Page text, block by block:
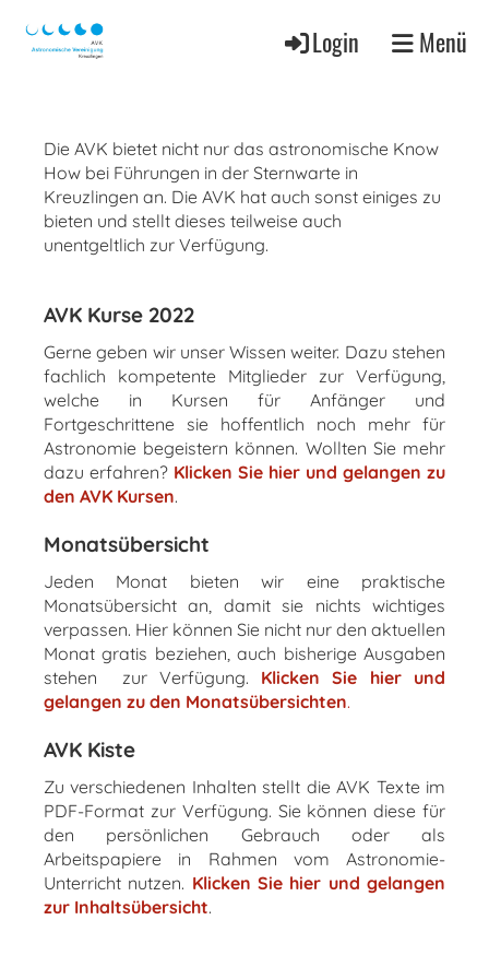
Login Menü
Die AVK bietet nicht nur das astronomische Know
How bei Führungen in der Sternwarte in
Kreuzlingen an. Die AVK hat auch sonst einiges zu
bieten und stellt dieses teilweise auch
unentgeltlich zur Verfügung.
AVK Kurse 2022
Gerne geben wir unser Wissen weiter. Dazu stehen
fachlich kompetente Mitglieder zur Verfügung,
welche in Kursen für Anfänger und
Fortgeschrittene sie hoffentlich noch mehr für
Astronomie begeistern können. Wollten Sie mehr
dazu erfahren? Klicken Sie hier und gelangen zu
den AVK Kursen.
Monatsübersicht
Jeden Monat bieten wir eine praktische
Monatsübersicht an, damit sie nichts wichtiges
verpassen. Hier können Sie nicht nur den aktuellen
Monat gratis beziehen, auch bisherige Ausgaben
stehen zur Verfügung. Klicken Sie hier und
gelangen zu den Monatsübersichten.
AVK Kiste
Zu verschiedenen Inhalten stellt die AVK Texte im
PDF-Format zur Verfügung. Sie können diese für
den persönlichen Gebrauch oder als
Arbeitspapiere in Rahmen vom Astronomie-
Unterricht nutzen. Klicken Sie hier und gelangen
zur Inhaltsübersicht.